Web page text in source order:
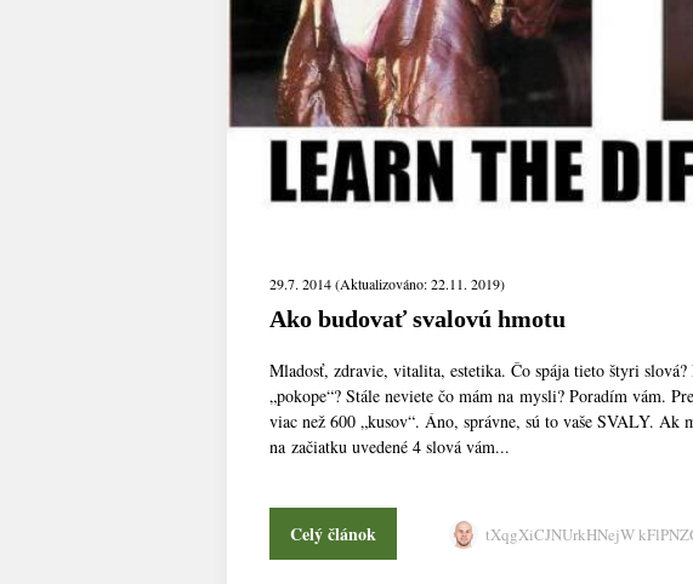
29.7. 2014 (Aktualizováno: 22.11. 2019)
Ako budovať svalovú hmotu
Mladosť, zdravie, vitalita, estetika. Čo spája tieto štyri
„pokope“? Stále neviete čo mám na mysli? Poradím vám.
viac než 600 „kusov“. Áno, správne, sú to vaše SVALY. Ak
na začiatku uvedené 4 slová vám...
Celý článok tXqgXiCJNUrkHNejW